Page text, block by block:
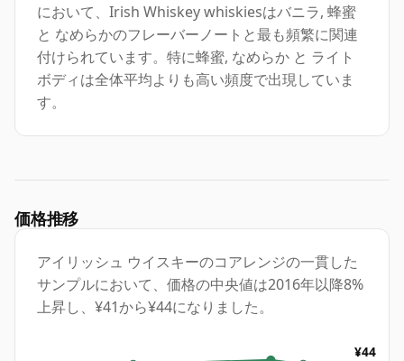
において、Irish Whiskey whiskiesはバニラ, 蜂蜜
と なめらかのフレーバーノートと最も頻繁に関連
付けられています。特に蜂蜜, なめらか と ライト
ボディは全体平均よりも高い頻度で出現していま
す。
価格推移
アイリッシュ ウイスキーのコアレンジの一貫した
サンプルにおいて、価格の中央値は2016年以降8%
上昇し、¥41から¥44になりました。
¥44